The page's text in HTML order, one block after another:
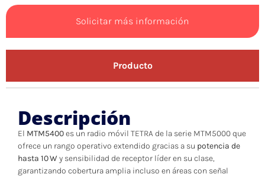
Solicitar más información
Producto
Descripción
El MTM5400es un radio móvil TETRA de la serie MTM5000 que
ofrece un rango operativo extendido gracias a su potencia de
hasta 10 Wy sensibilidad de receptor líder en su clase,
garantizando cobertura amplia incluso en áreas con señal